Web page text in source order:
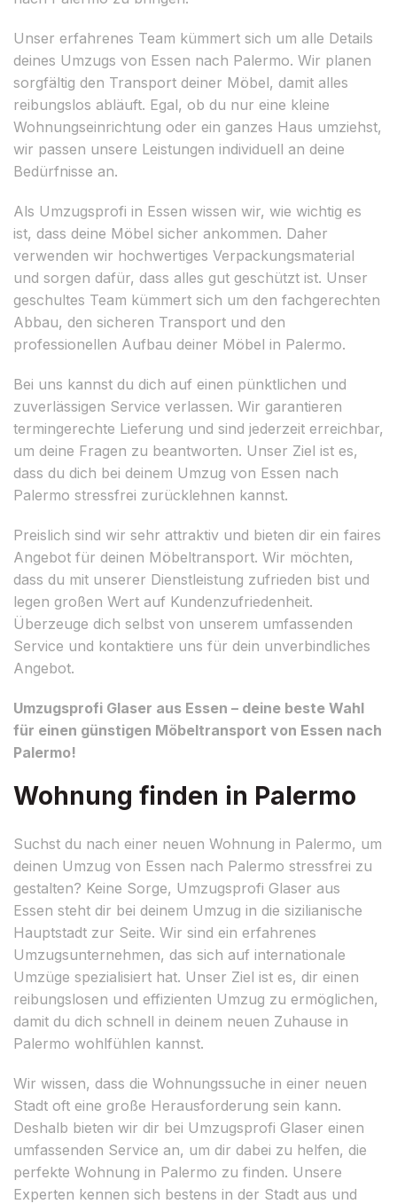
Unser erfahrenes Team kümmert sich um alle Details
deines Umzugs von Essen nach Palermo. Wir planen
sorgfältig den Transport deiner Möbel, damit alles
reibungslos abläuft. Egal, ob du nur eine kleine
Wohnungseinrichtung oder ein ganzes Haus umziehst,
wir passen unsere Leistungen individuell an deine
Bedürfnisse an.
Als Umzugsprofi in Essen wissen wir, wie wichtig es
ist, dass deine Möbel sicher ankommen. Daher
verwenden wir hochwertiges Verpackungsmaterial
und sorgen dafür, dass alles gut geschützt ist. Unser
geschultes Team kümmert sich um den fachgerechten
Abbau, den sicheren Transport und den
professionellen Aufbau deiner Möbel in Palermo.
Bei uns kannst du dich auf einen pünktlichen und
zuverlässigen Service verlassen. Wir garantieren
termingerechte Lieferung und sind jederzeit erreichbar,
um deine Fragen zu beantworten. Unser Ziel ist es,
dass du dich bei deinem Umzug von Essen nach
Palermo stressfrei zurücklehnen kannst.
Preislich sind wir sehr attraktiv und bieten dir ein faires
Angebot für deinen Möbeltransport. Wir möchten,
dass du mit unserer Dienstleistung zufrieden bist und
legen großen Wert auf Kundenzufriedenheit.
Überzeuge dich selbst von unserem umfassenden
Service und kontaktiere uns für dein unverbindliches
Angebot.
Umzugsprofi Glaser aus Essen – deine beste Wahl
für einen günstigen Möbeltransport von Essen nach
Palermo!
Wohnung finden in Palermo
Suchst du nach einer neuen Wohnung in Palermo, um
deinen Umzug von Essen nach Palermo stressfrei zu
gestalten? Keine Sorge, Umzugsprofi Glaser aus
Essen steht dir bei deinem Umzug in die sizilianische
Hauptstadt zur Seite. Wir sind ein erfahrenes
Umzugsunternehmen, das sich auf internationale
Umzüge spezialisiert hat. Unser Ziel ist es, dir einen
reibungslosen und effizienten Umzug zu ermöglichen,
damit du dich schnell in deinem neuen Zuhause in
Palermo wohlfühlen kannst.
Wir wissen, dass die Wohnungssuche in einer neuen
Stadt oft eine große Herausforderung sein kann.
Deshalb bieten wir dir bei Umzugsprofi Glaser einen
umfassenden Service an, um dir dabei zu helfen, die
perfekte Wohnung in Palermo zu finden. Unsere
Experten kennen sich bestens in der Stadt aus und